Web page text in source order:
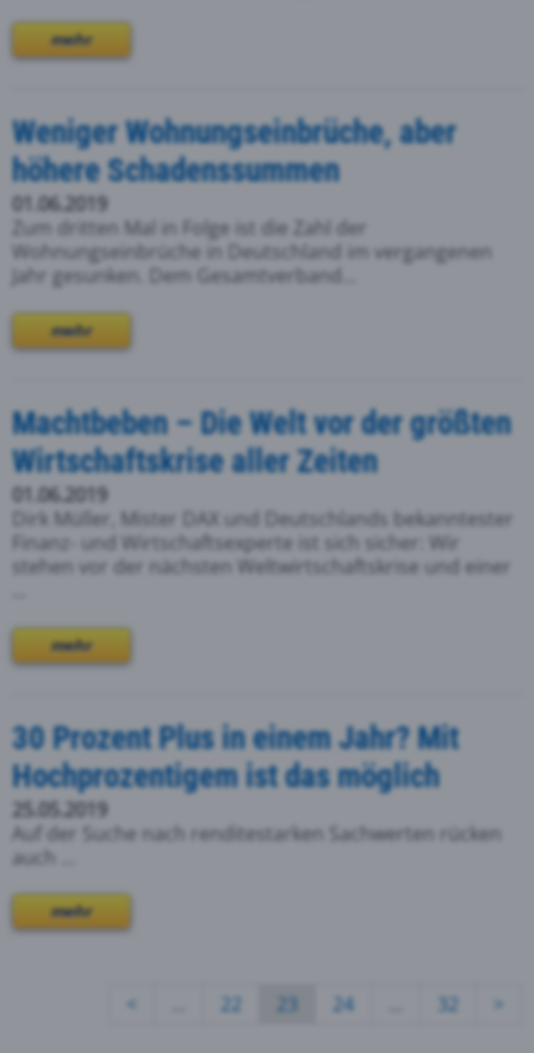
mehr
Weniger Wohnungseinbrüche, aber
höhere Schadenssummen
01.06.2019
Zum dritten Mal in Folge ist die Zahl der
Wohnungseinbrüche in Deutschland im vergangenen
Jahr gesunken. Dem Gesamtverband...
mehr
Machtbeben – Die Welt vor der größten
Wirtschaftskrise aller Zeiten
01.06.2019
Dirk Müller, Mister DAX und Deutschlands bekanntester
Finanz- und Wirtschaftsexperte ist sich sicher: Wir
stehen vor der nächsten Weltwirtschaftskrise und einer
mehr
30 Prozent Plus in einem Jahr? Mit
Hochprozentigem ist das möglich
25.05.2019
Auf der Suche nach renditestarken Sachwerten rücken
auch ...
mehr
< 22 23 24 32 >